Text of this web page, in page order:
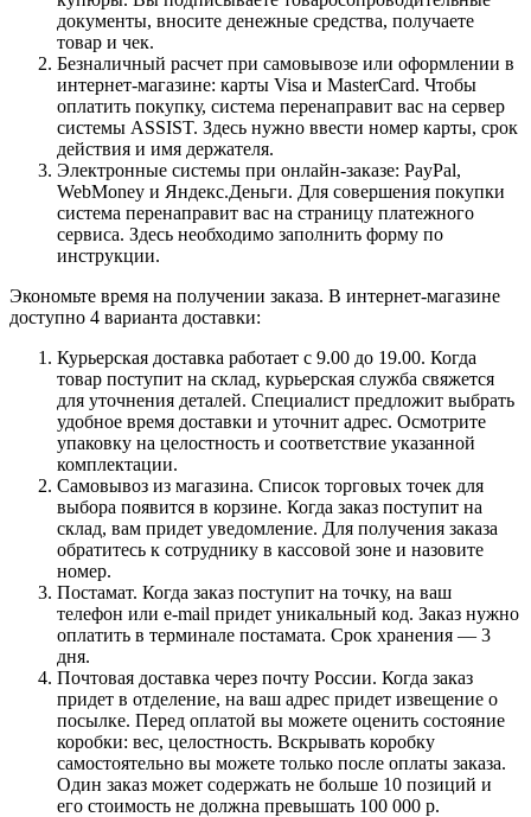
документы, вносите денежные средства, получаете
товар и чек.
Безналичный расчет при самовывозе или оформлении в
интернет-магазине: карты Visa и MasterCard. Чтобы
оплатить покупку, система перенаправит вас на сервер
системы ASSIST. Здесь нужно ввести номер карты, срок
действия и имя держателя.
Электронные системы при онлайн-заказе: PayPal,
WebMoney и Яндекс.Деньги. Для совершения покупки
система перенаправит вас на страницу платежного
сервиса. Здесь необходимо заполнить форму по
инструкции.
Экономьте время на получении заказа. В интернет-магазине
доступно 4 варианта доставки:
Курьерская доставка работает с 9.00 до 19.00. Когда
товар поступит на склад, курьерская служба свяжется
для уточнения деталей. Специалист предложит выбрать
удобное время доставки и уточнит адрес. Осмотрите
упаковку на целостность и соответствие указанной
комплектации.
Самовывоз из магазина. Список торговых точек для
выбора появится в корзине. Когда заказ поступит на
склад, вам придет уведомление. Для получения заказа
обратитесь к сотруднику в кассовой зоне и назовите
номер.
Постамат. Когда заказ поступит на точку, на ваш
телефон или e-mail придет уникальный код. Заказ нужно
оплатить в терминале постамата. Срок хранения — 3
дня.
Почтовая доставка через почту России. Когда заказ
придет в отделение, на ваш адрес придет извещение о
посылке. Перед оплатой вы можете оценить состояние
коробки: вес, целостность. Вскрывать коробку
самостоятельно вы можете только после оплаты заказа.
Один заказ может содержать не больше 10 позиций и
его стоимость не должна превышать 100 000 р.